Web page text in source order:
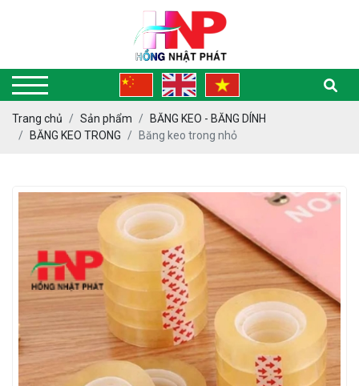
Trang chủ Sản phẩm
BĂNG KEO - BĂNG DÍNH
BĂNG KEO TRONG
Băng keo trong nhỏ